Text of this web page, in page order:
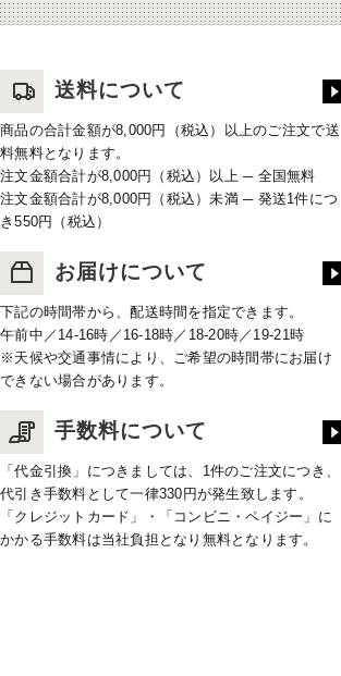
送料について
商品の合計金額が8,000円（税込）以上のご注文で送
料無料となります。
注文金額合計が8,000円（税込）以上 ─ 全国無料
注文金額合計が8,000円（税込）未満 ─ 発送1件につ
き550円（税込）
お届けについて
下記の時間帯から、配送時間を指定できます。
午前中／14-16時／16-18時／18-20時／19-21時
※天候や交通事情により、ご希望の時間帯にお届け
できない場合があります。
手数料について
「代金引換」につきましては、1件のご注文につき、
代引き手数料として一律330円が発生致します。
「クレジットカード」・「コンビニ・ペイジー」に
かかる手数料は当社負担となり無料となります。